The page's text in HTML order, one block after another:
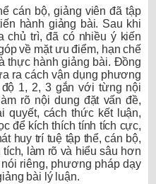
cán bộ, giảng viên đã tập
hành giảng bài. Sau khi
chủ trì, đã có nhiều ý kiến
về mặt ưu điểm, hạn chế
thực hành giảng bài. Đồng
ra cách vận dụng phương
1, 2, 3 gắn với từng nội
rõ nội dung đặt vấn đề,
quyết, cách thức kết luận,
để kích thích tính tích cực,
huy trí tuệ tập thể, cán bộ,
làm rõ và hiểu sâu hơn
riêng, phương pháp dạy
bài lý luận.